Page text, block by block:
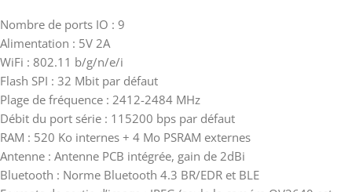
Nombre de ports IO : 9
Alimentation : 5V 2A
WiFi : 802.11 b/g/n/e/i
Flash SPI : 32 Mbit par défaut
Plage de fréquence : 2412-2484 MHz
Débit du port série : 115200 bps par défaut
RAM : 520 Ko internes + 4 Mo PSRAM externes
Antenne : Antenne PCB intégrée, gain de 2dBi
Bluetooth : Norme Bluetooth 4.3 BR/EDR et BLE